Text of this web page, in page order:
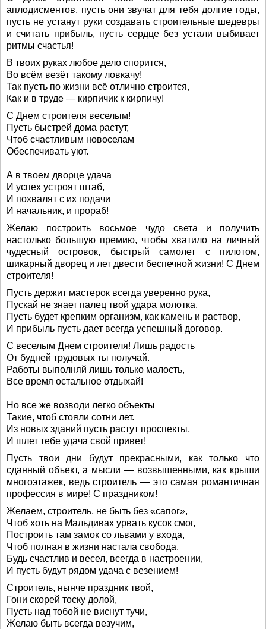
аплодисментов, пусть они звучат для тебя долгие годы,
пусть не устанут руки создавать строительные шедевры
и считать прибыль, пусть сердце без устали выбивает
ритмы счастья!
В твоих руках любое дело спорится,
Во всём везёт такому ловкачу!
Так пусть по жизни всё отлично строится,
Как и в труде — кирпичик к кирпичу!
С Днем строителя веселым!
Пусть быстрей дома растут,
Чтоб счастливым новоселам
Обеспечивать уют.
А в твоем дворце удача
И успех устроят штаб,
И похвалят с их подачи
И начальник, и прораб!
Желаю построить восьмое чудо света и получить
настолько большую премию, чтобы хватило на личный
чудесный островок, быстрый самолет с пилотом,
шикарный дворец и лет двести беспечной жизни! С Днем
строителя!
Пусть держит мастерок всегда уверенно рука,
Пускай не знает палец твой удара молотка.
Пусть будет крепким организм, как камень и раствор,
И прибыль пусть дает всегда успешный договор.
С веселым Днем строителя! Лишь радость
От будней трудовых ты получай.
Работы выполняй лишь только малость,
Все время остальное отдыхай!
Но все же возводи легко объекты
Такие, чтоб стояли сотни лет.
Из новых зданий пусть растут проспекты,
И шлет тебе удача свой привет!
Пусть твои дни будут прекрасными, как только что
сданный объект, а мысли — возвышенными, как крыши
многоэтажек, ведь строитель — это самая романтичная
профессия в мире! С праздником!
Желаем, строитель, не быть без «сапог»,
Чтоб хоть на Мальдивах урвать кусок смог,
Построить там замок со львами у входа,
Чтоб полная в жизни настала свобода,
Будь счастлив и весел, всегда в настроении,
И пусть будут рядом удача с везением!
Строитель, нынче праздник твой,
Гони скорей тоску долой,
Пусть над тобой не виснут тучи,
Желаю быть всегда везучим,